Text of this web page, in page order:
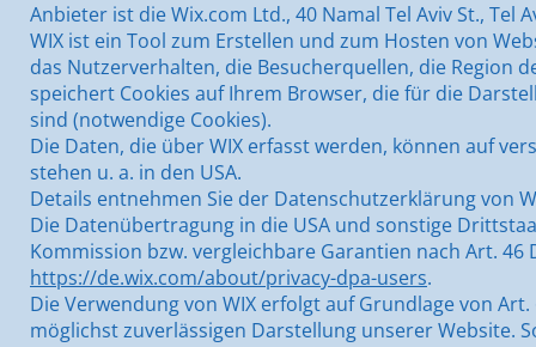
Anbieter ist die Wix.com Ltd., 40 Namal Tel Aviv St., Tel
WIX ist ein Tool zum Erstellen und zum Hosten von
das Nutzerverhalten, die Besucherquellen, die Region
speichert Cookies auf Ihrem Browser, die für die
sind (notwendige Cookies).
Die Daten, die über WIX erfasst werden, können auf
stehen u. a. in den USA.
Details entnehmen Sie der Datenschutzerklärung von
Die Datenübertragung in die USA und sonstige
Kommission bzw. vergleichbare Garantien nach Art. 46
https://de.wix.com/about/privacy-dpa-users.
Die Verwendung von WIX erfolgt auf Grundlage von
möglichst zuverlässigen Darstellung unserer Website.